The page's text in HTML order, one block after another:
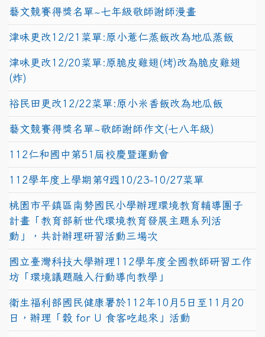
藝文競賽得獎名單~七年級敬師謝師漫畫
津味更改12/21菜單:原小薏仁蒸飯改為地瓜蒸飯
津味更改12/20菜單:原脆皮雞翅(烤)改為脆皮雞翅
(炸)
裕民田更改12/22菜單:原小米香飯改為地瓜飯
藝文競賽得獎名單~敬師謝師作文(七八年級)
112仁和國中第51屆校慶暨運動會
112學年度上學期第9週10/23-10/27菜單
桃園市平鎮區南勢國民小學辦理環境教育輔導團子
計畫「教育部新世代環境教育發展主題系列活
動」，共計辦理研習活動三場次
國立臺灣科技大學辦理112學年度全國教師研習工作
坊「環境議題融入行動導向教學」
衛生福利部國民健康署於112年10月5日至11月20
日，辦理「穀 for U 食客吃起來」活動